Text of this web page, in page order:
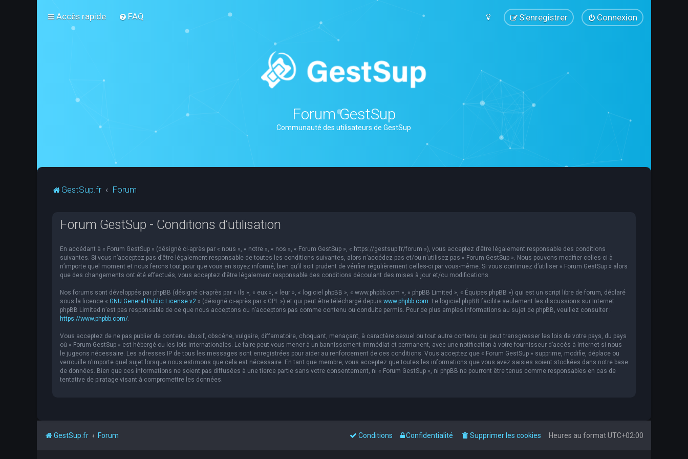
Accès rapide FAQ Connexion
S’enregistrer
Forum GestSup
Communauté des utilisateurs de GestSup
GestSup.fr Forum
Forum GestSup - Conditions d’utilisation
En accédant à « Forum GestSup » (désigné ci-après par « nous », « notre », « nos », « Forum GestSup », « https://gestsup.fr/forum »), vous acceptez d’être légalement responsable des conditions
suivantes. Si vous n’acceptez pas d’être légalement responsable de toutes les conditions suivantes, alors n’accédez pas et/ou n’utilisez pas « Forum GestSup ». Nous pouvons modifier celles-ci à
n’importe quel moment et nous ferons tout pour que vous en soyez informé, bien qu’il soit prudent de vérifier régulièrement celles-ci par vous-même. Si vous continuez d’utiliser « Forum GestSup » alors
que des changements ont été effectués, vous acceptez d’être légalement responsable des conditions découlant des mises à jour et/ou modifications.
Nos forums sont développés par phpBB (désigné ci-après par « ils », « eux », « leur », « logiciel phpBB », « www.phpbb.com », « phpBB Limited », « Équipes phpBB ») qui est un script libre de forum, déclaré
sous la licence « GNU General Public License v2 » (désigné ci-après par « GPL ») et qui peut être téléchargé depuis www.phpbb.com. Le logiciel phpBB facilite seulement les discussions sur Internet.
phpBB Limited n’est pas responsable de ce que nous acceptons ou n’acceptons pas comme contenu ou conduite permis. Pour de plus amples informations au sujet de phpBB, veuillez consulter :
https://www.phpbb.com/.
Vous acceptez de ne pas publier de contenu abusif, obscène, vulgaire, diffamatoire, choquant, menaçant, à caractère sexuel ou tout autre contenu qui peut transgresser les lois de votre pays, du pays
où « Forum GestSup » est hébergé ou les lois internationales. Le faire peut vous mener à un bannissement immédiat et permanent, avec une notification à votre fournisseur d’accès à Internet si nous
le jugeons nécessaire. Les adresses IP de tous les messages sont enregistrées pour aider au renforcement de ces conditions. Vous acceptez que « Forum GestSup » supprime, modifie, déplace ou
verrouille n’importe quel sujet lorsque nous estimons que cela est nécessaire. En tant que membre, vous acceptez que toutes les informations que vous avez saisies soient stockées dans notre base
de données. Bien que ces informations ne soient pas diffusées à une tierce partie sans votre consentement, ni « Forum GestSup », ni phpBB ne pourront être tenus comme responsables en cas de
tentative de piratage visant à compromettre les données.
GestSup.fr Forum Heures au formatUTC+02:00
Supprimer les cookies
Confidentialité
Conditions